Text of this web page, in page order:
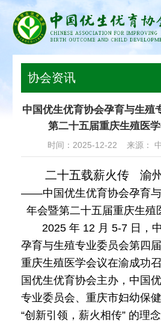
协会资讯
中国优生优育协会孕育与生殖
第二十五届重庆生殖医
时间：2025-12-22 来源：
二十五载薪火传 渝
——中国优生优育协会孕育
年会暨第二十五届重庆生殖
2025 年 12 月 5-7 日，中
孕育与生殖专业委员会第四
重庆生殖医学会议在渝成功
国优生优育协会主办，中国
专业委员会、重庆市妇幼保
“创新引领，薪火相传” 的理